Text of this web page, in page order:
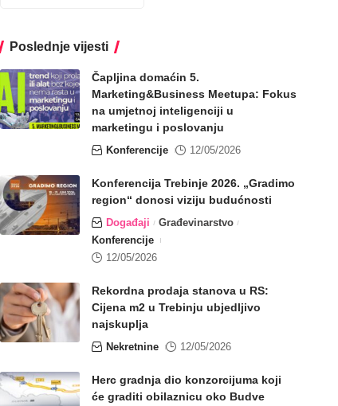
Poslednje vijesti
Čapljina domaćin 5.
Marketing&Business Meetupa: Fokus
na umjetnoj inteligenciji u
marketingu i poslovanju
Konferencije 12/05/2026
Konferencija Trebinje 2026. „Gradimo
region“ donosi viziju budućnosti
Događaji
Građevinarstvo
Konferencije
12/05/2026
Rekordna prodaja stanova u RS:
Cijena m2 u Trebinju ubjedljivo
najskuplja
Nekretnine 12/05/2026
Herc gradnja dio konzorcijuma koji
će graditi obilaznicu oko Budve